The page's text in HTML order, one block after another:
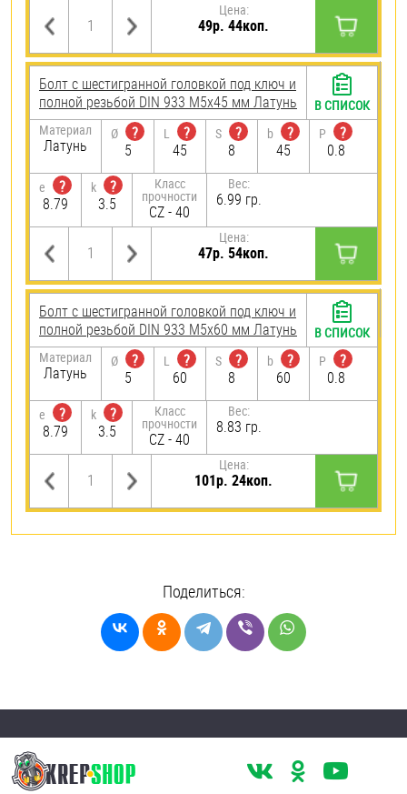
Цена:
49р. 44коп.
Болт с шестигранной головкой под ключ и
полной резьбой DIN 933 М5х45 мм Латунь
Материал
Латунь
Ø
?
5
L
?
45
S
?
8
b
?
45
P
?
0.8
e
?
8.79
k
?
3.5
Класс
прочности
CZ - 40
Вес:
6.99 гр.
Цена:
47р. 54коп.
В СПИСОК
Болт с шестигранной головкой под ключ и
полной резьбой DIN 933 М5х60 мм Латунь
Материал
Латунь
Ø
?
5
L
?
60
S
?
8
b
?
60
P
?
0.8
e
?
8.79
k
?
3.5
Класс
прочности
CZ - 40
Вес:
8.83 гр.
Цена:
101р. 24коп.
В СПИСОК
Поделиться: